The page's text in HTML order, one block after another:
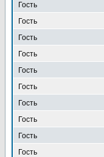
Гость
Гость
Гость
Гость
Гость
Гость
Гость
Гость
Гость
Гость